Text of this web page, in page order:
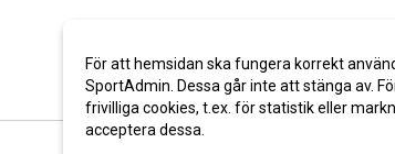
För att hemsidan ska fungera korrekt
SportAdmin. Dessa går inte att stänga av.
frivilliga cookies, t.ex. för statistik eller
acceptera dessa.